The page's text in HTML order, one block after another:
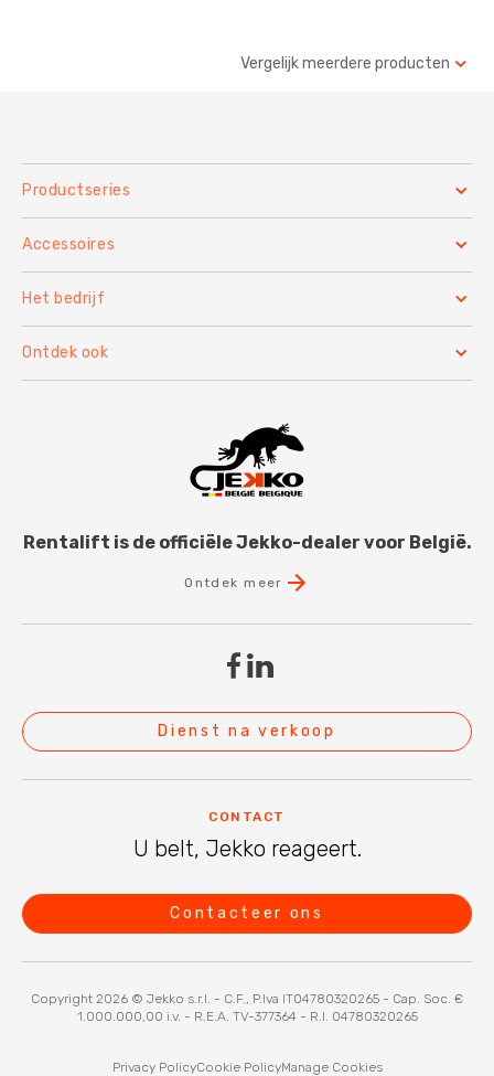
Vergelijk meerdere producten
Productseries
Accessoires
Het bedrijf
Ontdek ook
Rentalift is de officiële Jekko-dealer voor België.
Ontdek meer
Dienst na verkoop
CONTACT
U belt, Jekko reageert.
Contacteer ons
Copyright 2026 © Jekko s.r.l. - C.F., P.Iva IT04780320265 - Cap. Soc. €
1.000.000,00 i.v. - R.E.A. TV-377364 - R.I. 04780320265
Privacy PolicyCookie PolicyManage Cookies